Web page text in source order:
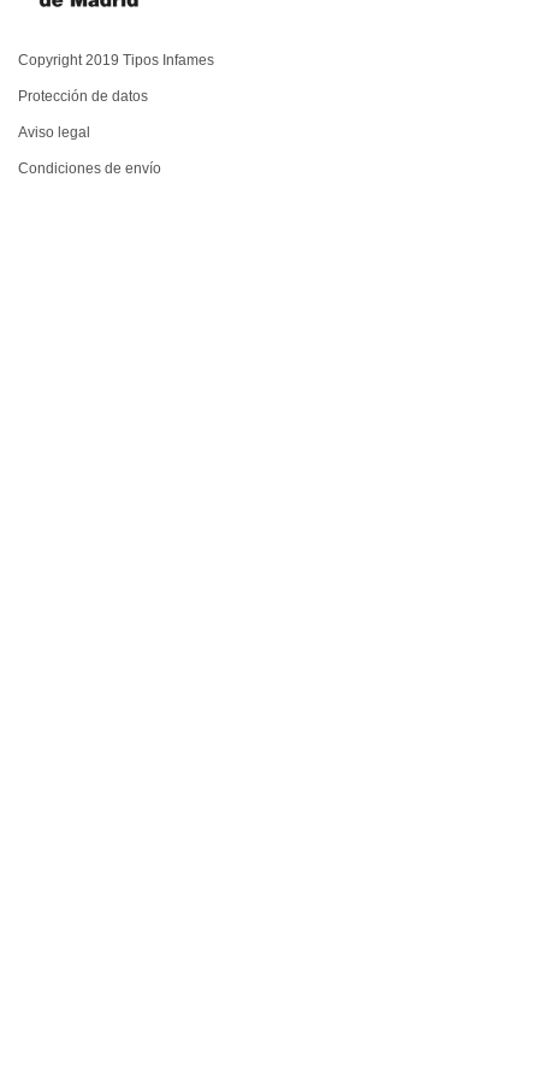
Copyright 2019 Tipos Infames
Protección de datos
Aviso legal
Condiciones de envío